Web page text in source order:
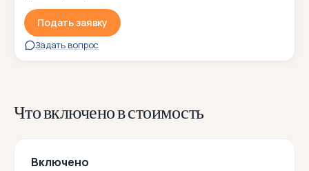
Подать заявку
Задать вопрос
Что включено в стоимость
Включено